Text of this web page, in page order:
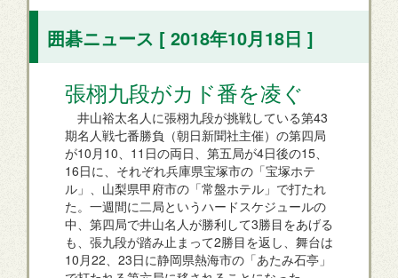
囲碁ニュース [ 2018年10月18日 ]
張栩九段がカド番を凌ぐ
井山裕太名人に張栩九段が挑戦している第43
期名人戦七番勝負（朝日新聞社主催）の第四局
が10月10、11日の両日、第五局が4日後の15、
16日に、それぞれ兵庫県宝塚市の「宝塚ホテ
ル」、山梨県甲府市の「常盤ホテル」で打たれ
た。一週間に二局というハードスケジュールの
中、第四局で井山名人が勝利して3勝目をあげる
も、張九段が踏み止まって2勝目を返し、舞台は
10月22、23日に静岡県熱海市の「あたみ石亭」